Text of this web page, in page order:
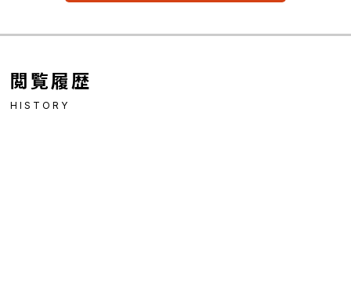
閲覧履歴
HISTORY